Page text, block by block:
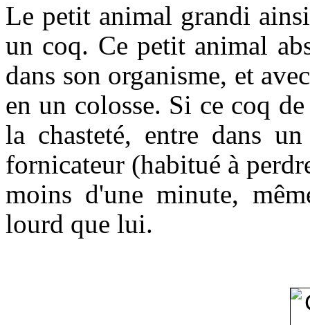
Le petit animal grandi
un coq. Ce petit animal
dans son organisme, et
en un colosse. Si ce coq
la chasteté, entre dans
fornicateur (habitué à
moins d'une minute,
lourd que lui.